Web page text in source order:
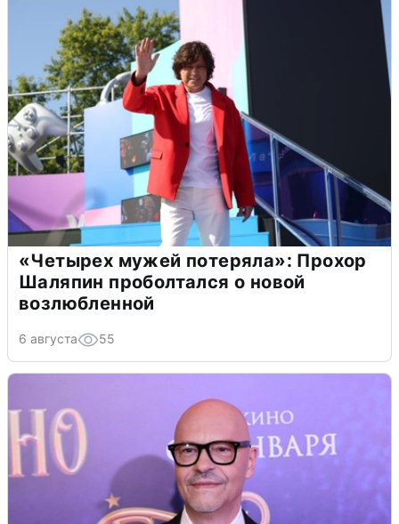
«Четырех мужей потеряла»: Прохор
Шаляпин проболтался о новой
возлюбленной
6 августа 55